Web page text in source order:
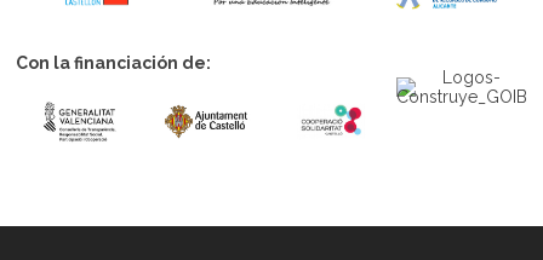
Con la financiación de: